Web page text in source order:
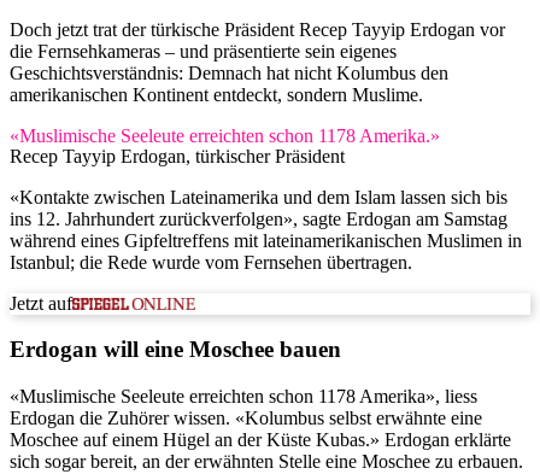
Doch jetzt trat der türkische Präsident Recep Tayyip Erdogan vor
die Fernsehkameras – und präsentierte sein eigenes
Geschichtsverständnis: Demnach hat nicht Kolumbus den
amerikanischen Kontinent entdeckt, sondern Muslime.
«Muslimische Seeleute erreichten schon 1178 Amerika.»
Recep Tayyip Erdogan, türkischer Präsident
«Kontakte zwischen Lateinamerika und dem Islam lassen sich bis
ins 12. Jahrhundert zurückverfolgen», sagte Erdogan am Samstag
während eines Gipfeltreffens mit lateinamerikanischen Muslimen in
Istanbul; die Rede wurde vom Fernsehen übertragen.
Jetzt auf
Erdogan will eine Moschee bauen
«Muslimische Seeleute erreichten schon 1178 Amerika», liess
Erdogan die Zuhörer wissen. «Kolumbus selbst erwähnte eine
Moschee auf einem Hügel an der Küste Kubas.» Erdogan erklärte
sich sogar bereit, an der erwähnten Stelle eine Moschee zu erbauen.